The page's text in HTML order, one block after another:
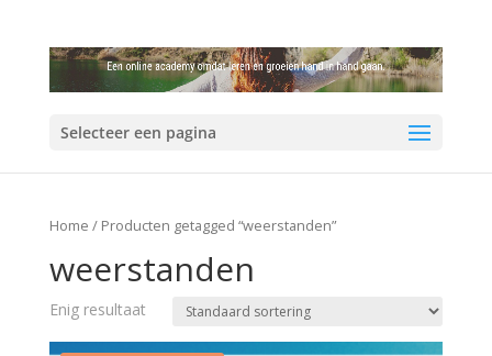
Selecteer een pagina
Home / Producten getagged “weerstanden”
weerstanden
Enig resultaat